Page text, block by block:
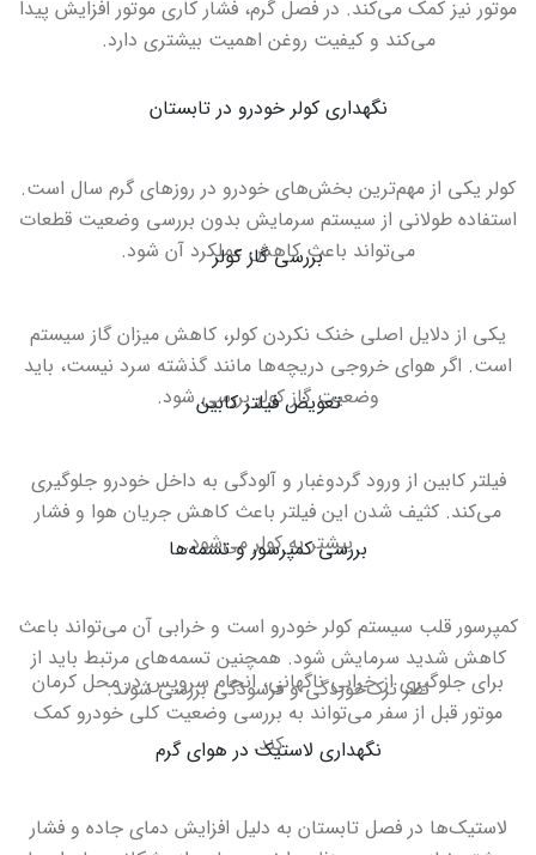
موتور نیز کمک می‌کند. در فصل گرم، فشار کاری موتور افزایش پیدا
می‌کند و کیفیت روغن اهمیت بیشتری دارد.
نگهداری کولر خودرو در تابستان
کولر یکی از مهم‌ترین بخش‌های خودرو در روزهای گرم سال است.
استفاده طولانی از سیستم سرمایش بدون بررسی وضعیت قطعات
می‌تواند باعث کاهش عملکرد آن شود. بررسی گاز کولر
یکی از دلایل اصلی خنک نکردن کولر، کاهش میزان گاز سیستم
است. اگر هوای خروجی دریچه‌ها مانند گذشته سرد نیست، باید
وضعیت گاز کولر بررسی شود. تعویض فیلتر کابین
فیلتر کابین از ورود گردوغبار و آلودگی به داخل خودرو جلوگیری
می‌کند. کثیف شدن این فیلتر باعث کاهش جریان هوا و فشار
بیشتر به کولر می‌شود.
بررسی کمپرسور و تسمه‌ها
کمپرسور قلب سیستم کولر خودرو است و خرابی آن می‌تواند باعث
کاهش شدید سرمایش شود. همچنین تسمه‌های مرتبط باید از
نظر ترک‌خوردگی و فرسودگی بررسی شوند.
برای جلوگیری از خرابی ناگهانی، انجام سرویس در محل کرمان
موتور قبل از سفر می‌تواند به بررسی وضعیت کلی خودرو کمک
کند.
نگهداری لاستیک در هوای گرم
لاستیک‌ها در فصل تابستان به دلیل افزایش دمای جاده و فشار